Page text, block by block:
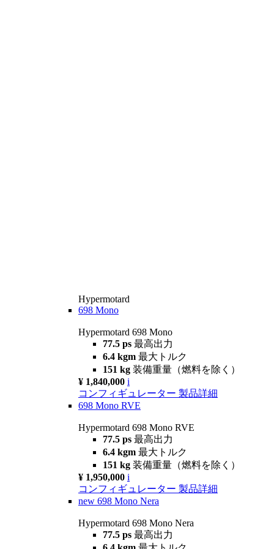
Hypermotard
698 Mono
Hypermotard 698 Mono
77.5 ps 最高出力
6.4 kgm 最大トルク
151 kg 装備重量（燃料を除く）
¥ 1,840,000 i
コンフィギュレーター 製品詳細
698 Mono RVE
Hypermotard 698 Mono RVE
77.5 ps 最高出力
6.4 kgm 最大トルク
151 kg 装備重量（燃料を除く）
¥ 1,950,000 i
コンフィギュレーター 製品詳細
new 698 Mono Nera
Hypermotard 698 Mono Nera
77.5 ps 最高出力